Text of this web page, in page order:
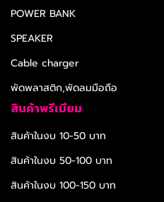
POWER BANK
SPEAKER
Cable charger
พัดพลาสติก,พัดลมมือถือ
สินค้าพรีเมียม
สินค้าในงบ 10-50 บาท
สินค้าในงบ 50-100 บาท
สินค้าในงบ 100-150 บาท